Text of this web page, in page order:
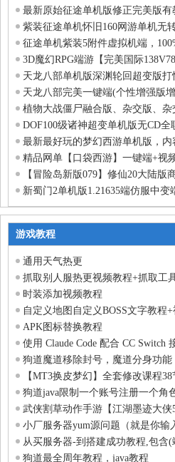
最新原始征途单机版修正完美版有
紫装征途单机怀旧160网游单机无
征途单机紫装5附件虚拟机端，
3D魔幻RPG端游【完美国际
天龙八部单机版深渊轮回超变版打
天龙八部完美一键端(个性增强版
植物大战僵尸融合版、杂交版、杂
DOF100级诸神超变单机版无CD全
最新最好玩的梦幻西游单机版，内
精品网单【口袋西游】一键端+视
【冒险岛新版079】修仙20大陆版
新蜀门2单机版1.21635端仿服中变
游戏教程
通用天气热更
抓取别人服热更视频教程+抓取工
时装添加视频教程
自定义地图自定义BOSS文字教程
APK图标替换教程
使用 Claude Code 配合 CC Switch
狗道魔道移除封号，魔道分身功能
【MT3换皮梦幻】全套修改课程
狗道java限制一个账号注册一个角
武侠割草动作手游【江湖墨迹大侠
小厂服务器yum源问题（就是你输
从买服务器-到搭建成功教程,包含(
狗道最全周年教程，java教程